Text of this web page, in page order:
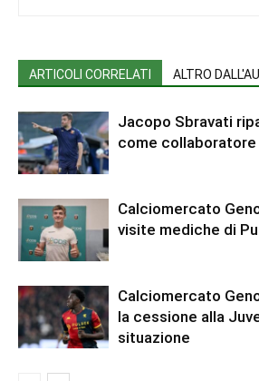
ARTICOLI CORRELATI ALTRO
Jacopo Sbravati
come
Calciomercato
visite mediche di
Calciomercato
la cessione alla
situazione